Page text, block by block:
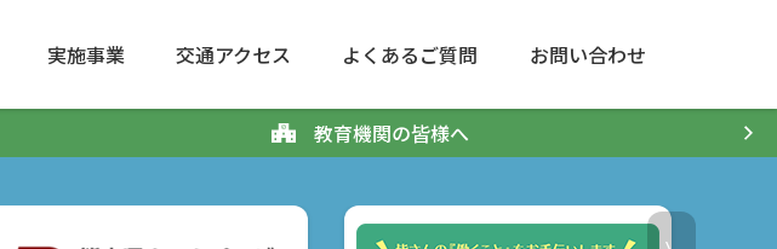
実施事業 交通アクセス よくあるご質問 お問い合わせ
教育機関の皆様へ